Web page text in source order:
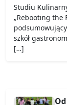
Studiu
„Rebooting the
szkół
[…]